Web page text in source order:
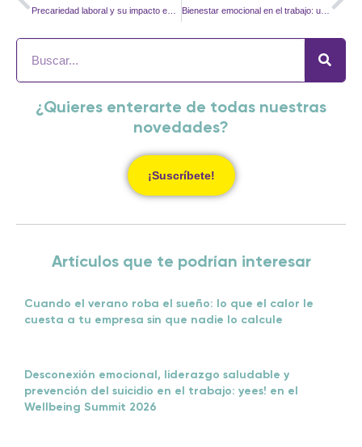
Bienestar emocional en el trabajo: un enfoque multicultural
¿Quieres enterarte de todas nuestras
novedades?
¡Suscríbete!
Artículos que te podrían interesar
Cuando el verano roba el sueño: lo que el calor le
cuesta a tu empresa sin que nadie lo calcule
Desconexión emocional, liderazgo saludable y
prevención del suicidio en el trabajo: yees! en el
Wellbeing Summit 2026